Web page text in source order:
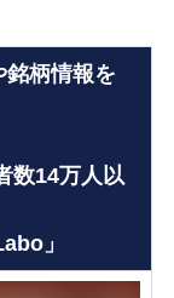
銘柄情報を
数14万人以
」